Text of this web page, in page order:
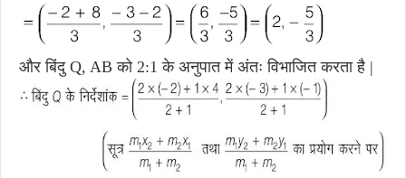
और बिंदु Q, AB को 2:1 के अनुपात में अंतः विभाजित करता है |